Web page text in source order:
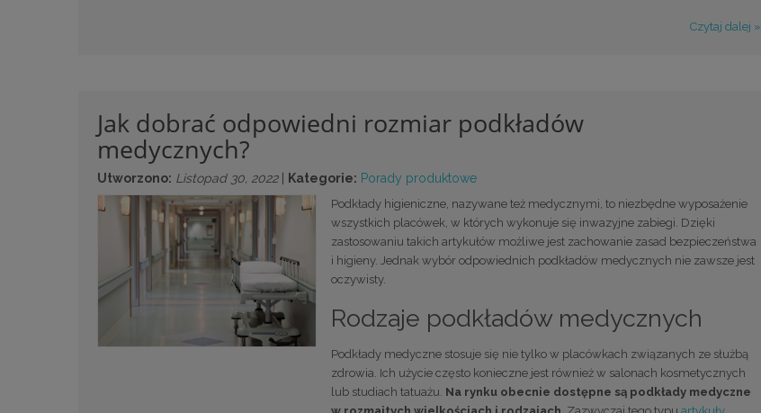
Czytaj dalej »
Jak dobrać odpowiedni rozmiar podkładów
medycznych?
Utworzono: Listopad 30, 2022 Kategorie: Porady produktowe
Podkłady higieniczne, nazywane też medycznymi, to niezbędne wyposażenie
wszystkich placówek, w których wykonuje się inwazyjne zabiegi. Dzięki
zastosowaniu takich artykułów możliwe jest zachowanie zasad bezpieczeństwa
i higieny. Jednak wybór odpowiednich podkładów medycznych nie zawsze jest
oczywisty.
Rodzaje podkładów medycznych
Podkłady medyczne stosuje się nie tylko w placówkach związanych ze służbą
zdrowia. Ich użycie często konieczne jest również w salonach kosmetycznych
lub studiach tatuażu. Na rynku obecnie dostępne są podkłady medyczne